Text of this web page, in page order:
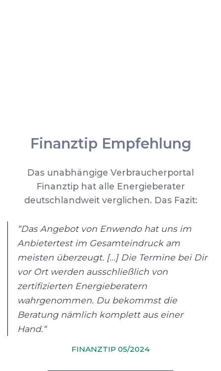
Finanztip Empfehlung
Das unabhängige Verbraucherportal
Finanztip hat alle Energieberater
deutschlandweit verglichen. Das Fazit:
“Das Angebot von Enwendo hat uns im
Anbietertest im Gesamteindruck am
meisten überzeugt. [...] Die Termine bei Dir
vor Ort werden ausschließlich von
zertifizierten Energieberatern
wahrgenommen. Du bekommst die
Beratung nämlich komplett aus einer
Hand.“
FINANZTIP 05/2024